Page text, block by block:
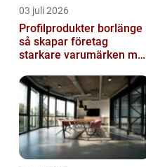
03 juli 2026
Profilprodukter borlänge
så skapar företag
starkare varumärken med